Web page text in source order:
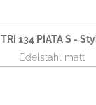
TRI 134 PIATA S -
Edelstahl matt